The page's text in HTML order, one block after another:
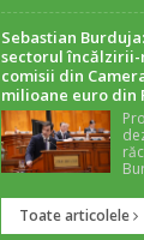
Sebastian
sectorul
comisii din
milioane euro din
Toate articolele